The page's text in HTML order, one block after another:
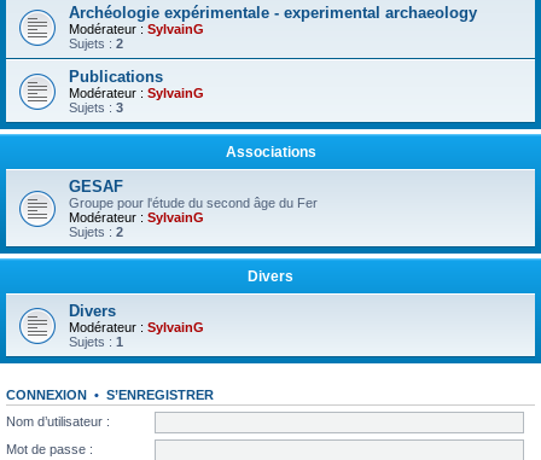
Archéologie expérimentale - experimental archaeology
Modérateur : SylvainG
Sujets : 2
Publications
Modérateur : SylvainG
Sujets : 3
Associations
GESAF
Groupe pour l'étude du second âge du Fer
Modérateur : SylvainG
Sujets : 2
Divers
Divers
Modérateur : SylvainG
Sujets : 1
CONNEXION • S’ENREGISTRER
Nom d’utilisateur :
Mot de passe :